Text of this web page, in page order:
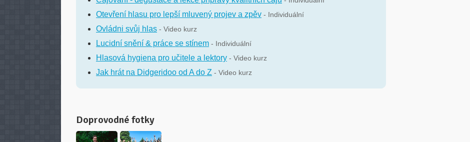
Otevření hlasu pro lepší mluvený projev a zpěv - Individuální
Ovládni svůj hlas - Video kurz
Lucidní snění & práce se stínem - Individuální
Hlasová hygiena pro učitele a lektory - Video kurz
Jak hrát na Didgeridoo od A do Z - Video kurz
Doprovodné fotky